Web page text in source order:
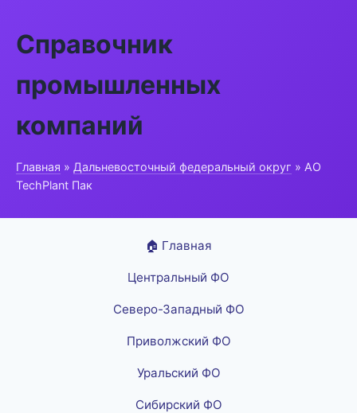
Справочник
промышленных
компаний
Главная » Дальневосточный федеральный округ » АО
TechPlant Пак
🏠 Главная
Центральный ФО
Северо-Западный ФО
Приволжский ФО
Уральский ФО
Сибирский ФО